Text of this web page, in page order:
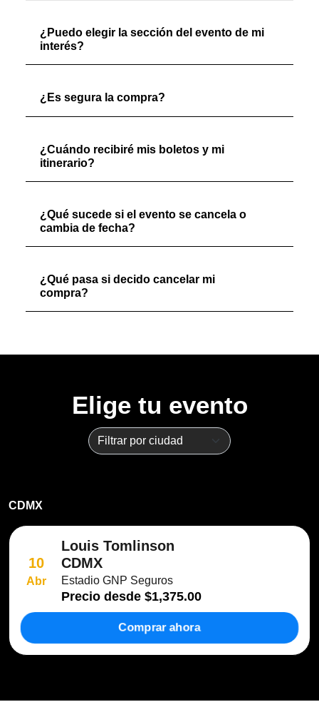
¿Puedo elegir la sección del evento de mi
interés?
¿Es segura la compra?
¿Cuándo recibiré mis boletos y mi
itinerario?
¿Qué sucede si el evento se cancela o
cambia de fecha?
¿Qué pasa si decido cancelar mi
compra?
Elige tu evento
CDMX
10
Abr
Louis Tomlinson
CDMX
Estadio GNP Seguros
Precio desde $1,375.00
Comprar ahora